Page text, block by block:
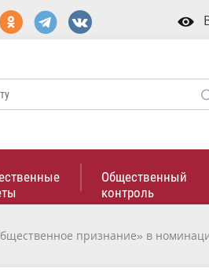
Общественный
контроль
признание» в